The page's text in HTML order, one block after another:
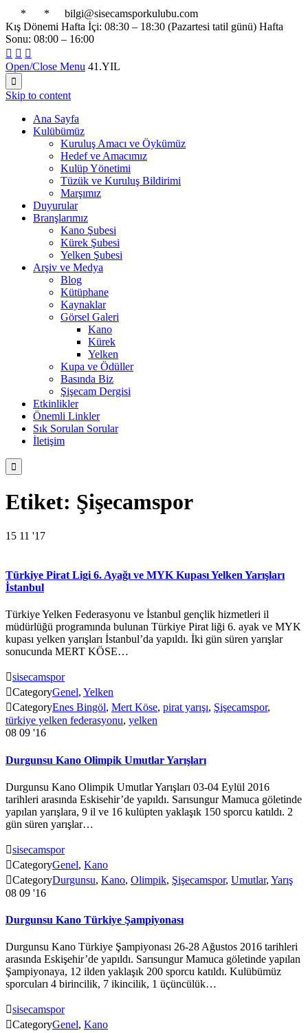
* *
bilgi@sisecamsporkulubu.com
Kış Dönemi Hafta İçi: 08:30 – 18:30 (Pazartesi tatil günü) Hafta
Sonu: 08:00 – 16:00
  
Open/Close Menu 41.YIL

Skip to content
Ana Sayfa
Kulübümüz
Kuruluş Amacı ve Öykümüz
Hedef ve Amacımız
Kulüp Yönetimi
Tüzük ve Kuruluş Bildirimi
Marşımız
Duyurular
Branşlarımız
Kano Şubesi
Kürek Şubesi
Yelken Şubesi
Arşiv ve Medya
Blog
Kütüphane
Kaynaklar
Görsel Galeri
Kano
Kürek
Yelken
Kupa ve Ödüller
Basında Biz
Şişecam Dergisi
Etkinlikler
Önemli Linkler
Sık Sorulan Sorular
İletişim

Etiket: Şişecamspor
15 11 '17
Türkiye Pirat Ligi 6. Ayağı ve MYK Kupası Yelken Yarışları
İstanbul
Türkiye Yelken Federasyonu ve İstanbul gençlik hizmetleri il
müdürlüğü programında bulunan Türkiye Pirat liği 6. ayak ve MYK
kupası yelken yarışları İstanbul’da yapıldı. İki gün süren yarışlar
sonucunda MERT KÖSE…
sisecamspor
CategoryGenel, Yelken
CategoryEnes Bingöl, Mert Köse, pirat yarışı, Şişecamspor,
türkiye yelken federasyonu, yelken
08 09 '16
Durgunsu Kano Olimpik Umutlar Yarışları
Durgunsu Kano Olimpik Umutlar Yarışları 03-04 Eylül 2016
tarihleri arasında Eskisehir’de yapıldı. Sarısungur Mamuca göletinde
yapılan yarışlara, 9 il ve 16 kulüpten yaklaşık 150 sporcu katıldı. 2
gün süren yarışlar…
sisecamspor
CategoryGenel, Kano
CategoryDurgunsu, Kano, Olimpik, Şişecamspor, Umutlar, Yarış
08 09 '16
Durgunsu Kano Türkiye Şampiyonası
Durgunsu Kano Türkiye Şampiyonası 26-28 Ağustos 2016 tarihleri
arasında Eskişehir’de yapıldı. Sarısungur Mamuca göletinde yapılan
Şampiyonaya, 12 ilden yaklaşık 200 sporcu katıldı. Kulübümüz
sporcuları 4 birincilik, 7 ikincilik, 1 üçüncülük…
sisecamspor
CategoryGenel, Kano